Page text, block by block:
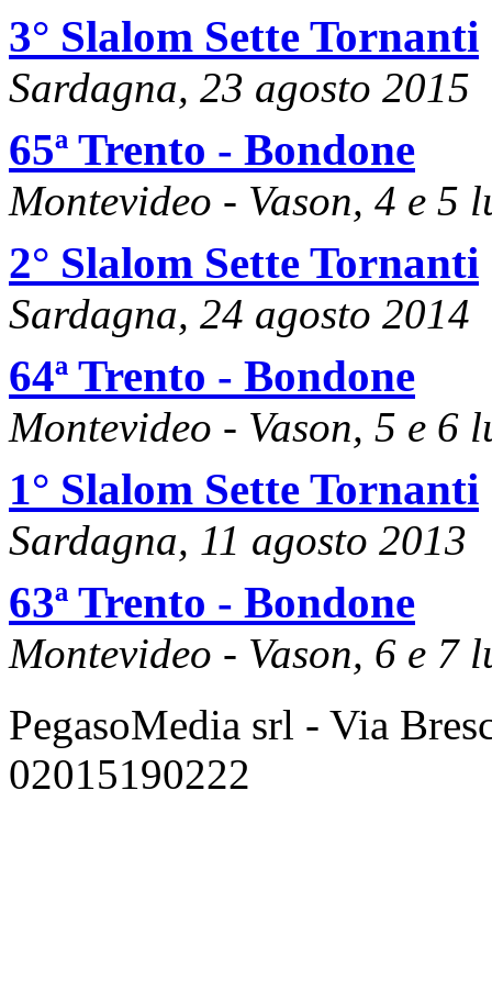
3° Slalom Sette Tornanti
Sardagna, 23 agosto 2015
65ª Trento - Bondone
Montevideo - Vason, 4 e 5
2° Slalom Sette Tornanti
Sardagna, 24 agosto 2014
64ª Trento - Bondone
Montevideo - Vason, 5 e 6
1° Slalom Sette Tornanti
Sardagna, 11 agosto 2013
63ª Trento - Bondone
Montevideo - Vason, 6 e 7
PegasoMedia srl - Via
02015190222